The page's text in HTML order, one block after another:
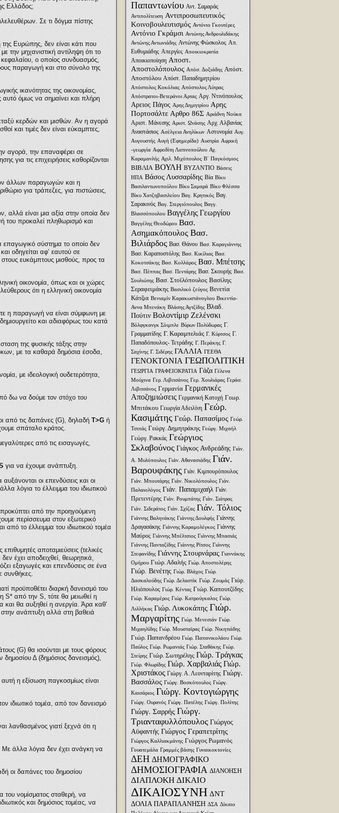
Ελλάδος;
Σε τι δόγμα πίστης
Ευρώπης, δεν είναι κάτι που
την μηχανιστική αντίληψη ότι το
ο οποίος συνδυασμός,
παραγωγή και στο σύνολο της
ικανότητας της οικονομίας,
αυτό όμως να σημαίνει και πλήρη
κερδών και μισθών. Αν η αγορά
και τιμές δεν είναι εύκαμπτες,
αγορά, την επαναφέρει σε
για τις επιχειρήσεις καθορίζονται
άλλων παραγωγών και η
για τράπεζες, για πιστώσεις,
αλλά είναι μια αξία στην οποία δεν
του προκαλεί πληθωρισμό και
επαγωγικό σύστημα το οποίο δεν
οδηγείται αφ’ εαυτού σε
ευκάμπτους μισθούς, προς τα
οικονομία, όπως και οι χώρες
ότι η ελληνική οικονομία
η παραγωγή να είναι σύμφωνη με
και αδιαφόρως του κατά
της φυσικής τάξης στην
με τα καθαρά δημόσια έσοδα,
με ιδεολογική ουδετερότητα,
δω να δούμε τον στόχο του
από τις δαπάνες (G), δηλαδή Τ>G ή
σπάταλο κράτος.
από τις εισαγωγές,
για να έχουμε ανάπτυξη.
οι επενδύσεις και οι
λόγια το έλλειμμα του ιδιωτικού
από την προηγούμενη
περίσσευμα στον εξωτερικό
από το έλλειμμα του ιδιωτικού τομέα
αποταμιεύσεις (τελικές
έχει αποδειχθεί, θεωρητικά,
εξαγωγές και επενδύσεις σε ένα
συνθήκες.
προϋποθέτει διαρκή δανεισμό του
S* από την S, τότε θα μειωθεί η
και θα αυξηθεί η ανεργία. Άρα καθ’
ανάπτυξη αλλά στη βαθειά
(G) θα ισούνται με τους φόρους
Δ (δημόσιος δανεισμός),
η εξίσωση παγκοσμίως είναι
ιδιωτικό τομέα, από τον δανεισμό
λανθασμένος γιατί ξεχνά ότι η
Με άλλα λόγια δεν έχει ανάγκη να
οι δαπάνες του δημοσίου
του νομίσματος σταθερή, να
και δημόσιος τομέας, να
Παπαντωνίου Αντ. Σαμαράς
Αντιπολίτευση Αντιπροσωπευτικός
Κοινοβουλευτισμός Αντόνιο Γκουτέρες
Αντόνιο Γκράμσι Αντώνης Ανδρουλιδάκης
Αντώνης Αντωνιάδης Αντώνης Φώσκολος Απ.
Ευθυμιάδης Απεργίες Αποικιοκρατία
Αποικιοποίηση Αποστ.
Αποστολόπουλος Απόσ. Δοξιάδης Απόστ.
Αποστόλου Απόστ. Παπαδημητρίου
Απόστολος Κοκόλιας Απόστολος Λύτρας
Απόστρατοι-Βετεράνοι Αρτας Αργ. Ντινόπουλος
Αρειος Πάγος Αρης Δημητρίου Αρης
Πορτοσάλτε Αρθρο 86Σ Αριάδνη Nούκα
Αριστ. Μάνεσης Αριστ. Ωνάσης Αρχ. Αλβανίας
Αναστάσιος Ασέλγεια Ανηλίκων Αστυνομία Αυγ.
Αυγουστής Αυγή (Εφημερίδα) Αυστρία Αφρική
-γεωργία Αφροδίτη Λατινοπούλου Αχ.
Καραμανλής Αχιλ. Μιχόπουλος Β΄ Παγκόσμιος
ΒΙΒΛΙΑ ΒΟΥΛΗ ΒΥΖΑΝΤΙΟ Βάσεις
ΗΠΑ Βάσος Λυσσαρίδης Βία Βίκυ
Βασιλαντωνοπούλου Βίκυ Σαμαρά Βίκυ Φλέσσα
Βίκυ Χατζηβασιλείου Βαγ. Κρητικός Βαγ.
Σαρακινός Βαγ. Στεργιόπουλος Βαγγ.
Βλασσόπουλου Βαγγέλης Γεωργίου
Βαγγέλης Θεοδώρου Βασ.
Ασημακόπουλος Βασ.
Βιλιάρδος Βασ. Θάνου Βασ. Καραγιάννης
Βασ. Καραποστόλης Βασ. Κικίλιας Βασ.
Κοκοτσάκης Βασ. Κολλάρος Βασ. Μπέτσης
Βασ. Πέππας Βασ. Πεντάρης Βασ. Σκουρής Βασ.
Σουλιώτης Βασ. Στοϊλόπουλος Βασίλης
Σεραφειμάκης Βασιλικό ζεύγος Βενετία
Κάτζια Βενιαμίν Καρακωστάνογλου Βικεντία-
Αννα Μπενάκη Βλάσης Αγτζίδης Βλαδ.
Πούτιν Βολοντίμιρ Ζελένσκι
Βόλφγκανγκ Σόιμπλε Βύρων Πολύδωρας Γ.
Γραμματίδης Γ. Καραμπελιάς Γ. Κύρτσος Γ.
Παπαδόπουλος- Τετράδης Γ. Περάκης Γ.
Σαχίνης Γ. Σιδέρης ΓΑΛΛΙΑ ΓΕΕΘΑ
ΓΕΝΟΚΤΟΝΙΑ ΓΕΩΠΟΛΙΤΙΚΗ
ΓΕΩΡΓΙΑ ΓΡΑΦΕΙΟΚΡΑΤΙΑ Γάζα Γέλενα
Μούχινα Γερ. Λιβιτσάνος Γερ. Χουλιάρας Γεράσ.
Λιβιτσάνος Γερμανία Γερμανικές
Αποζημιώσεις Γερμανική Κατοχή Γεωρ.
Μπιτάκου Γεωργία Αδειλίνη Γεώρ.
Κασιμάτης Γεώρ. Παπασίμος Γεώρ.
Τσιπάς Γεώργ. Δημητράκης Γεώργ. Μιχαήλ
Γεώργ. Ρακκάς Γεώργιος
Σκλαβούνος Γιάγκος Ανδρεάδης Γιάν.
Α. Μυλόπουλος Γιάν. Αθανασιάδης Γιάν.
Βαρουφάκης Γιάν. Κιμπουρόπουλος
Γιάν. Μπουτάρης Γιάν. Νικολόπουλος Γιάν.
Παλαιολόγος Γιάν. Παπαμιχαήλ Γιάν.
Πρετεντέρης Γιάν. Ρουμπάτης Γιάν. Σιάτρας
Γιάν. Σιδεράτος Γιάν. Σχίζας Γιάν. Τόλιος
Γιάννης Βαληνάκης Γιάννης Δουλφής Γιάννης
Δραγασάκης Γιάννης Καραμολέγκος Γιάννης
Μαύρος Γιάννης Μπέλτσιος Γιάννης Μπασιάς
Γιάννης Πανταζίδης Γιάννης Ρίτσος Γιάννης
Στεφανίδης Γιάννης Στουρνάρας Γιαννάκης
Ομήρου Γιώρ. Αδαλής Γιώρ. Αποστολέρης
Γιώρ. Βενέτης Γιώρ. Βλάχος Γιώρ.
Δασκαλούδης Γιώρ. Δελαστίκ Γιώρ. Ζουμάς Γιώρ.
Ηλιόπουλος Γιώρ. Κέντας Γιώρ. Καπουτζίδης
Γιώρ. Καραμέρος Γιώρ. Κατρούγκαλος Γιώρ.
Λιλλήκας Γιώρ. Λυκοκάπης Γιώρ.
Μαργαρίτης Γιώρ. Μενεσιάν Γιώρ.
Μιχαηλίδης Γιώρ. Μουσταϊρας Γιώρ. Νικητιάδης
Γιώρ. Παπανδρέου Γιώρ. Παπανικολάου Γιώρ.
Παύλος Γιώρ. Ρωμανιάς Γιώρ. Σταθάκης Γιώρ.
Στείρης Γιώρ. Σωτηρέλης Γιώρ. Τράγκας
Γιώρ. Φλωρίδης Γιώρ. Χαρβαλιάς Γιώρ.
Χριστάκος Γιώργ. Α. Λεονταρίτης Γιώργ.
Βασσάλος Γιώργ. Βοσκόπουλος Γιώργ.
Καισάριος Γιώργ. Κοντογιώργης
Γιώργ. Ουρανός Γιώργ. Πατέλης Γιώργ. Πολίτης
Γιώργ. Σαρρής Γιώργ.
Τριανταφυλλόπουλος Γιώργος
Αϋφαντής Γιώργος Γεραπετρίτης
Γιώργος Καλλιακμάνης Γιώργος Ρωμανός
Γουατεμάλα Γραμμές βάσης Γυναικοκτονίες
ΔΕΗ ΔΗΜΟΓΡΑΦΙΚΟ
ΔΗΜΟΣΙΟΓΡΑΦΙΑ ΔΙΑΝΟΗΣΗ
ΔΙΑΠΛΟΚΗ ΔΙΚΑΙΟ
ΔΙΚΑΙΟΣΥΝΗ ΔΝΤ
ΔΟΛΙΑ ΠΑΡΑΠΛΑΝΗΣΗ ΔΣΑ Δίκαιο